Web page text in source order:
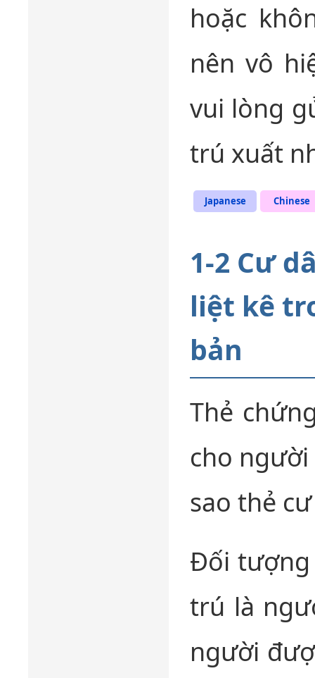
hoặc
nên vô
vui lòng
trú xuất
Japanese Chinese
1-2 Cư
liệt kê
bản
Thẻ
cho
sao thẻ
Đối tượng
trú là
người